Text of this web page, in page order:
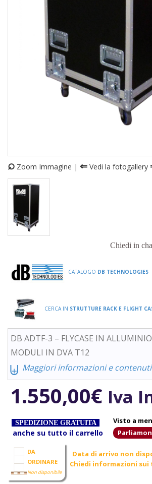
⌕ Zoom Immagine | ⇐ Vedi la fotogallery
Chiedi in
CATALOGO DB TECHNOLOGIES
CERCA IN STRUTTURE RACK E FLIGHT
DB ADTF-3 – FLYCASE IN
MODULI IN DVA T12
⨄ Maggiori informazioni e
1.550,00€ Iva
SPEDIZIONE GRATUITA
anche su tutto il carrello
Visto a
DA
ORDINARE
Non disponibile
Data di arrivo non
Chiedi informazioni sui